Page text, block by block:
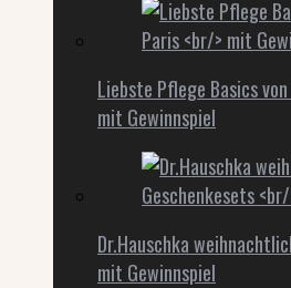
Liebste Pflege Basics
mit Gewinnspiel
Dr.Hauschka
mit Gewinnspiel